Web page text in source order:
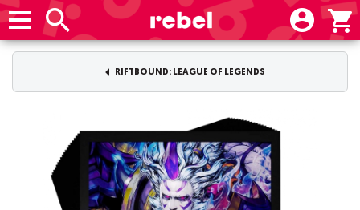
RIFTBOUND: LEAGUE OF LEGENDS